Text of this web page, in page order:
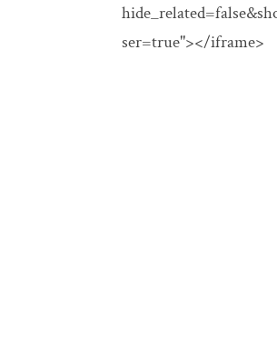
ser=true"></iframe>